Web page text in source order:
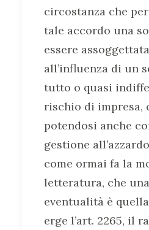
circostanza che
tale accordo una
essere
all’influenza di un
tutto o quasi
rischio di impresa,
potendosi anche
gestione
come ormai fa la
letteratura, che
eventualità è
erge l’art. 2265, il